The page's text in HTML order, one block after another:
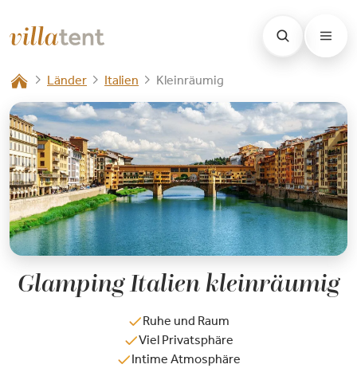
Länder Italien Kleinräumig
Glamping Italien kleinräumig
Ruhe und Raum
Viel Privatsphäre
Intime Atmosphäre